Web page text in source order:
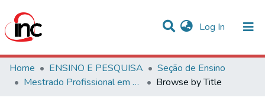
Log In (current)
Communities & Collections
Home ENSINO E PESQUISA
Seção de Ensino
Mestrado Profissional em Ciências Cardiovasculares
Browse by Title